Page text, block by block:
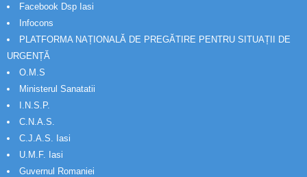
u
Facebook Dsp Iasi
Infocons
PLATFORMA NAȚIONALĂ DE PREGĂTIRE PENTRU SITUAȚII DE
URGENȚĂ
O.M.S
Ministerul Sanatatii
I.N.S.P.
C.N.A.S.
C.J.A.S. Iasi
U.M.F. Iasi
Guvernul Romaniei